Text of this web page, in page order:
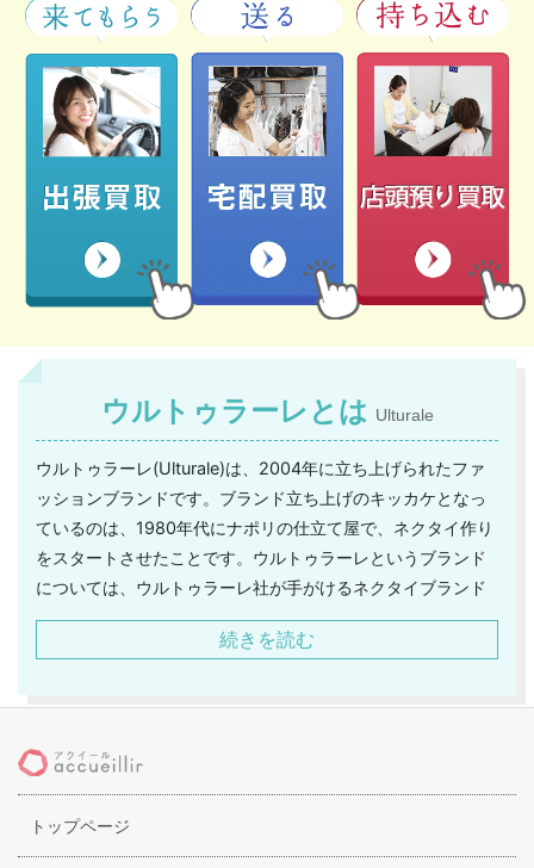
ウルトゥラーレとは Ulturale
ウルトゥラーレ(Ulturale)は、2004年に立ち上げられたファ
ッションブランドです。ブランド立ち上げのキッカケとなっ
ているのは、1980年代にナポリの仕立て屋で、ネクタイ作り
をスタートさせたことです。ウルトゥラーレというブランド
については、ウルトゥラーレ社が手がけるネクタイブランド
として創業しています。ウルトゥラーレでは、ネクタイをメ
インとして取り扱っている訳ですが、これらのネクタイは、
ところに至るまで、丁寧に作り上げることができているので
ね備えており、ナポリの紳士達に愛されています。その人気
は、ヨーロッパだけにとどまらず、世界中に広がっていま
す。ナポリが誇る伝統技術を守りながら、新たな技術も積極
的に取り入れており、常に進化をしているブランドでもあり
続きを読む
トップページ